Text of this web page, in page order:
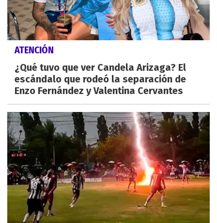
ATENCIÓN
¿Qué tuvo que ver Candela Arizaga? El
escándalo que rodeó la separación de
Enzo Fernández y Valentina Cervantes